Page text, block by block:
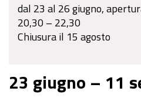
23 giugno – 11
dal 23 al 26 giugno,
20,30 – 22,30
Chiusura il 15 agosto